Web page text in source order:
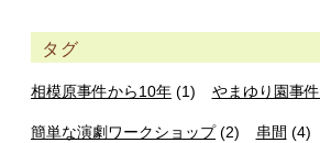
タグ
相模原事件から10年 (1) やまゆり園事
簡単な演劇ワークショップ(2) 串間 (4)